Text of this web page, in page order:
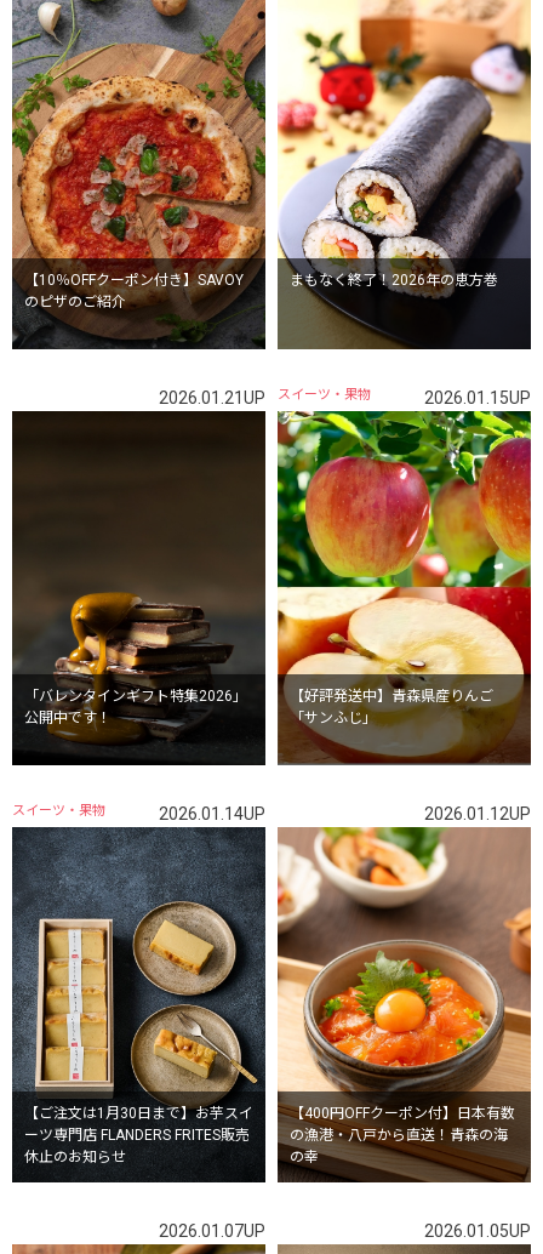
【10％OFFクーポン付き】SAVOY
のピザのご紹介
まもなく終了！2026年の恵方巻
「バレンタインギフト特集2026」
公開中です！
2026.01.21UP
【好評発送中】青森県産りんご
「サンふじ」
スイーツ・果物 2026.01.15UP
【ご注文は1月30日まで】お芋スイ
ーツ専門店 FLANDERS FRITES販売
休止のお知らせ
スイーツ・果物 2026.01.14UP
【400円OFFクーポン付】日本有数
の漁港・八戸から直送！青森の海
の幸
2026.01.12UP
2026.01.07UP 2026.01.05UP